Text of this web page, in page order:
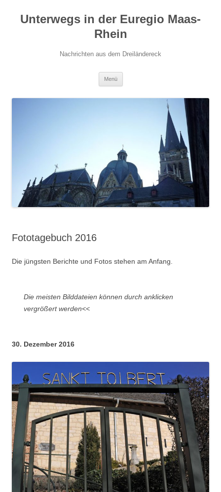
springen
Unterwegs in der Euregio Maas-
Rhein
Nachrichten aus dem Dreiländereck
Menü
Fototagebuch 2016
Die jüngsten Berichte und Fotos stehen am Anfang.
Die meisten Bilddateien können durch anklicken
vergrößert werden<<
30. Dezember 2016